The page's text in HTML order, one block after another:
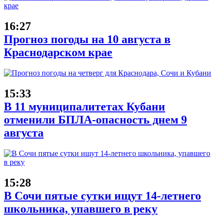
16:27
Прогноз погоды на 10 августа в
Краснодарском крае
15:33
В 11 муниципалитетах Кубани
отменили БПЛА-опасность днем 9
августа
15:28
В Сочи пятые сутки ищут 14-летнего
школьника, упавшего в реку